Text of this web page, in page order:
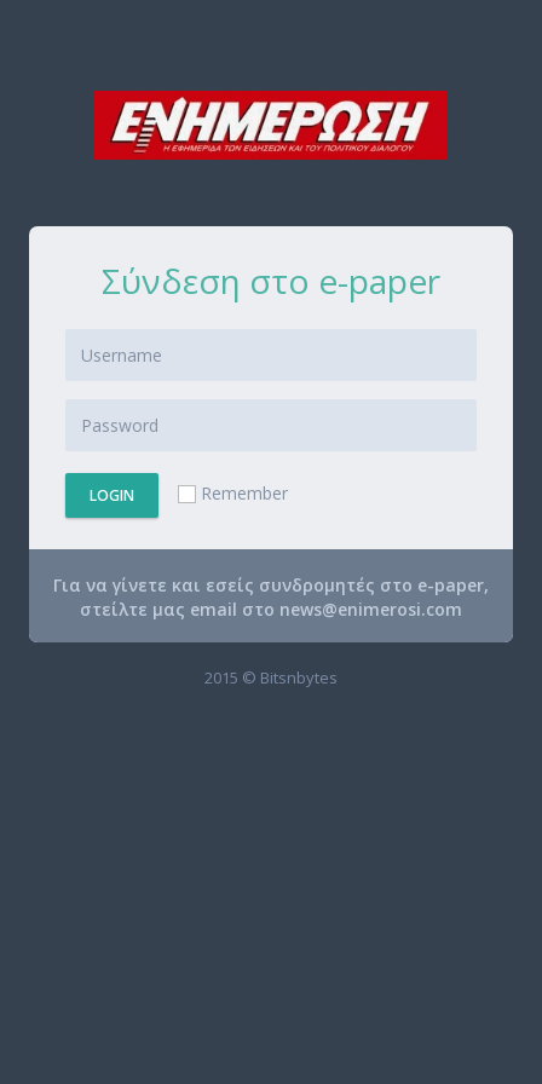
Σύνδεση στο e-paper
LOGIN Remember
Για να γίνετε και εσείς συνδρομητές στο e-paper,
στείλτε μας email στο news@enimerosi.com
2015 © Bitsnbytes